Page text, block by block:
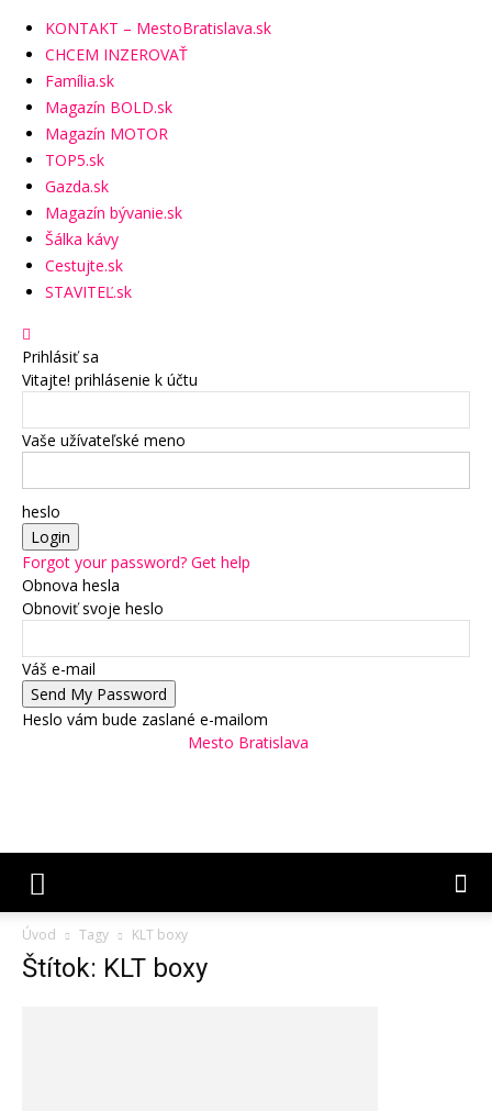
KONTAKT – MestoBratislava.sk
CHCEM INZEROVAŤ
Família.sk
Magazín BOLD.sk
Magazín MOTOR
TOP5.sk
Gazda.sk
Magazín bývanie.sk
Šálka kávy
Cestujte.sk
STAVITEĽ.sk
Prihlásiť sa
Vitajte! prihlásenie k účtu
Vaše užívateľské meno
heslo
Forgot your password? Get help
Obnova hesla
Obnoviť svoje heslo
Váš e-mail
Heslo vám bude zaslané e-mailom
Mesto Bratislava
Úvod Tagy KLT boxy
Štítok: KLT boxy